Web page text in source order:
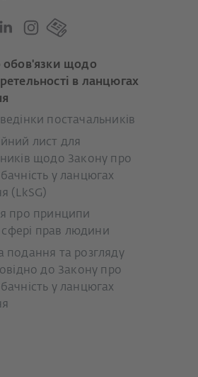
обов'язки щодо
в ланцюгах
постачальників
лист для
щодо Закону про
у ланцюгах
(LkSG)
про принципи
сфері прав людини
подання та розгляду
до Закону про
у ланцюгах